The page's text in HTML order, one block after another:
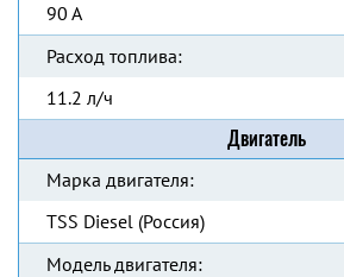
90 А
Расход топлива:
11.2 л/ч
Двигатель
Марка двигателя:
TSS Diesel (Россия)
Модель двигателя: